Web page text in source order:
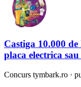
Castiga 10.000
placa electrica
Concurs tymbark.ro ·